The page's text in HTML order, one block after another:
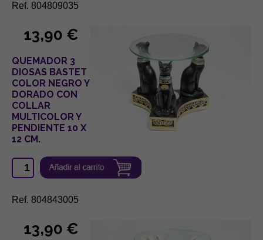
Ref. 804809035
13,90 €
QUEMADOR 3
DIOSAS BASTET
COLOR NEGRO Y
DORADO CON
COLLAR
MULTICOLOR Y
PENDIENTE 10 X
12 CM.
Ref. 804843005
13,90 €